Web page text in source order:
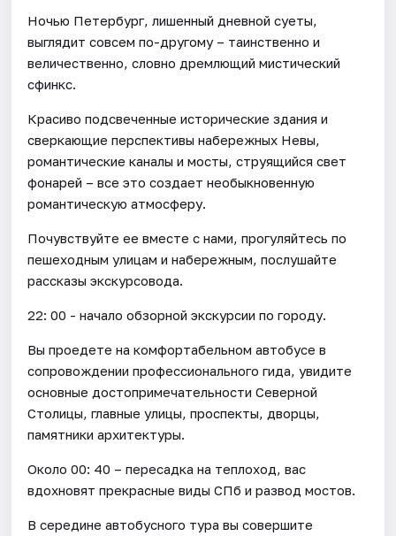
Ночью Петербург, лишенный дневной суеты,
выглядит совсем по-другому – таинственно и
величественно, словно дремлющий мистический
сфинкс.
Красиво подсвеченные исторические здания и
сверкающие перспективы набережных Невы,
романтические каналы и мосты, струящийся свет
фонарей – все это создает необыкновенную
романтическую атмосферу.
Почувствуйте ее вместе с нами, прогуляйтесь по
пешеходным улицам и набережным, послушайте
рассказы экскурсовода.
22: 00 - начало обзорной экскурсии по городу.
Вы проедете на комфортабельном автобусе в
сопровождении профессионального гида, увидите
основные достопримечательности Северной
Столицы, главные улицы, проспекты, дворцы,
памятники архитектуры.
Около 00: 40 – пересадка на теплоход, вас
вдохновят прекрасные виды СПб и развод мостов.
В середине автобусного тура вы совершите